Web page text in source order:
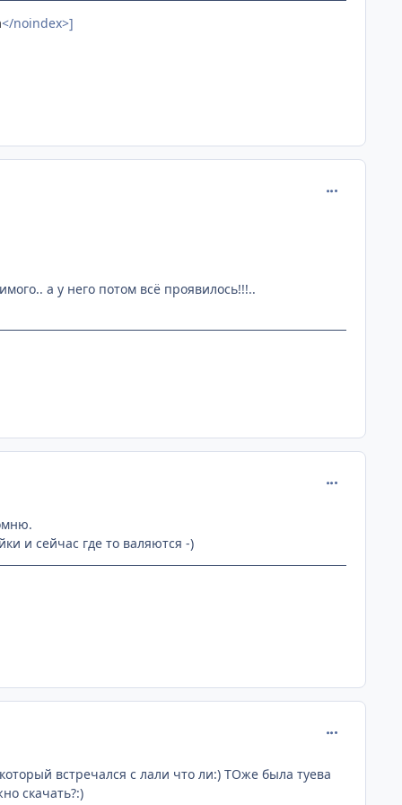
</noindex>]
а у него потом всё проявилось!!!..
и сейчас где то валяются -)
встречался с лали что ли:) ТОже была туева
скачать?:)